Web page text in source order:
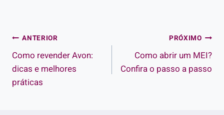
Navegação
de
Post
ANTERIOR
Como revender Avon:
dicas e melhores
práticas
PRÓXIMO
Como abrir um MEI?
Confira o passo a passo